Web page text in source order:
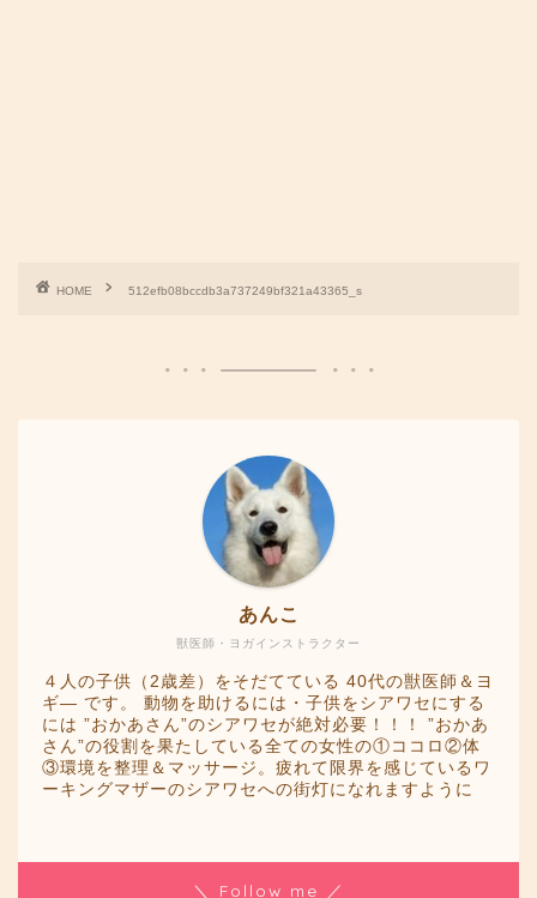
HOME 512efb08bccdb3a737249bf321a43365_s
獣医師・ヨガインストラクター
あんこ
４人の子供（2歳差）をそだてている 40代の獣医師＆ヨ
ギ― です。 動物を助けるには・子供をシアワセにする
には ”おかあさん”のシアワセが絶対必要！！！ ”おかあ
さん”の役割を果たしている全ての女性の①ココロ②体
③環境を整理＆マッサージ。疲れて限界を感じているワ
ーキングマザーのシアワセへの街灯になれますように
＼ Follow me ／